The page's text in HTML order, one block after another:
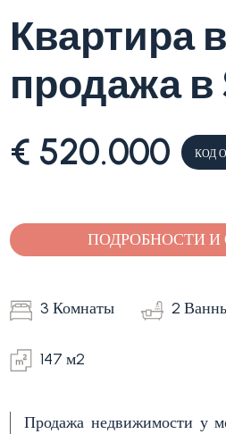
Квартира в
продажа в
€ 520.000 КОД
ПОДРОБНОСТИ
3 Комнаты 2
147 м2
Продажа недвижимости у
Лигурия
Продажа
Избранное
(0)
квартиры
(Вилла,
квартира)
-
Любая
Жилая